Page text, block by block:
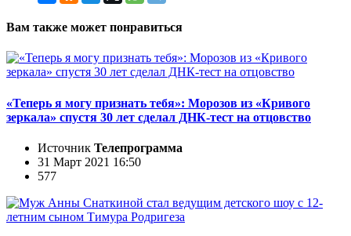
Вам также может понравиться
«Теперь я могу признать тебя»: Морозов из «Кривого
зеркала» спустя 30 лет сделал ДНК-тест на отцовство
Источник Телепрограмма
31 Март 2021 16:50
577